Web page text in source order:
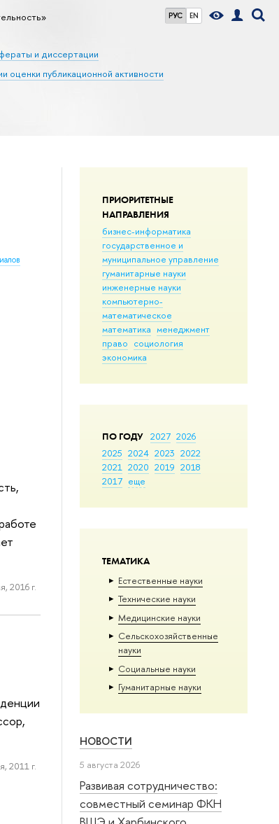
РУС EN
и диссертации
оценки публикационной активности
ПРИОРИТЕТНЫЕ
НАПРАВЛЕНИЯ
бизнес-информатика
государственное и
муниципальное управление
гуманитарные науки
инженерные науки
компьютерно-
математическое
математика менеджмент
право социология
экономика
ПО ГОДУ 2027 2026
2025 2024 2023 2022
2021 2020 2019 2018
2017 еще
ТЕМАТИКА
Естественные науки
Тех­ничес­кие науки
Медицинские науки
Сельскохозяйственные
науки
Социальные науки
Гуманитарные науки
НОВОСТИ
5 августа 2026
Развивая сотрудничество:
совместный семинар ФКН
2016 г.
2011 г.